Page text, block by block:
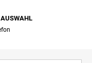
AUSWAHL